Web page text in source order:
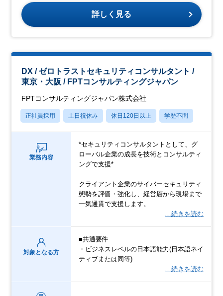
詳しく見る
DX / ゼロトラストセキュリティコンサルタント /
東京・大阪 / FPTコンサルティングジャパン
FPTコンサルティングジャパン株式会社
正社員採用 土日祝休み 休日120日以上 学歴不問
業務内容
*セキュリティコンサルタントとして、グ
ローバル企業の成長を技術とコンサルティ
ングで支援*
クライアント企業のサイバーセキュリティ
態勢を評価・強化し、経営層から現場まで
一気通貫で支援します。
…続きを読む
対象となる方
■共通要件
・ビジネスレベルの日本語能力(日本語ネイ
ティブまたは同等)
…続きを読む